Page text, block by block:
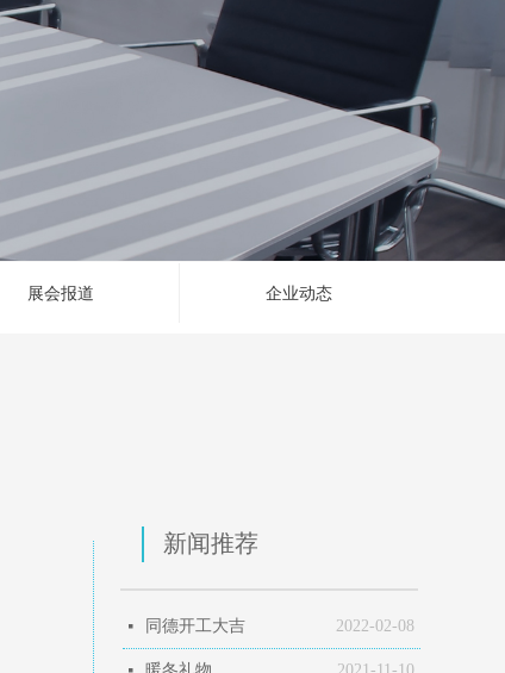
2022-02-08
넷 同德开工大吉
新闻推荐
展会报道 企业动态